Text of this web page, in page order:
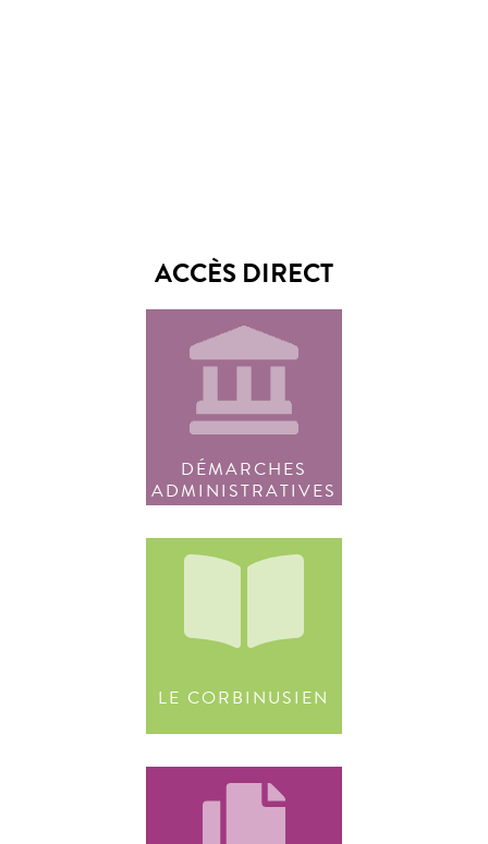
ACCÈS DIRECT
DÉMARCHES
ADMINISTRATIVES
LE CORBINUSIEN